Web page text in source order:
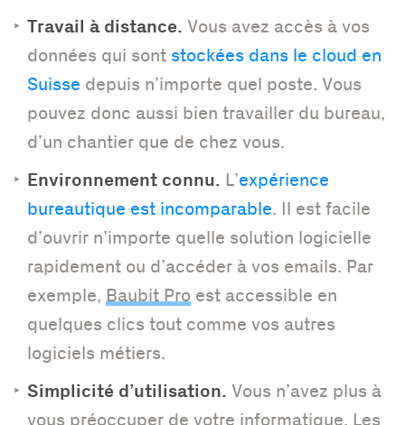
Travail à distance. Vous avez accès à vos
données qui sont stockées dans le cloud en
Suisse depuis n’importe quel poste. Vous
pouvez donc aussi bien travailler du bureau,
d’un chantier que de chez vous.
Environnement connu. L’expérience
bureautique est incomparable. Il est facile
d’ouvrir n’importe quelle solution logicielle
rapidement ou d’accéder à vos emails. Par
exemple, Baubit Pro est accessible en
quelques clics tout comme vos autres
logiciels métiers.
Simplicité d’utilisation. Vous n’avez plus à
vous préoccuper de votre informatique. Les